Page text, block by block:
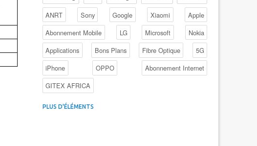
ANRT Sony Google Xiaomi
Apple
Abonnement Mobile
LG Microsoft
Nokia
Applications
Bons Plans Fibre Optique
5G
iPhone
OPPO
Abonnement Internet
GITEX AFRICA
4G au Maroc
PLUS D'ÉLÉMENTS